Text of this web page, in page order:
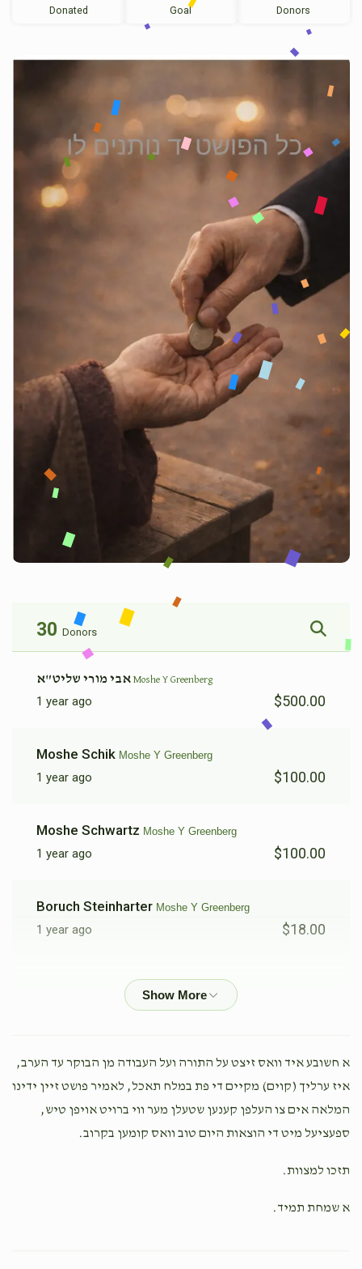
Donated Goal Donors
30 Donors
Moshe Y Greenberg
1 year ago $500.00
Moshe Schik Moshe Y Greenberg
1 year ago $100.00
Moshe Schwartz Moshe Y Greenberg
1 year ago $100.00
Boruch Steinharter Moshe Y Greenberg
1 year ago $18.00
Shaya SternhillMoshe Y Greenberg
AnonymousMoshe Y Greenberg
1 year ago $20.00
SB BernsteinMoshe Y Greenberg
א חשובע איד וואס זיצט על התורה ועל העבודה מן הבוקר עד הערב,
איז ערליך (קוים) מקיים די פת במלח תאכל, לאמיר פושט זיין ידינו
המלאה אים צו העלפן קענען שטעלן מער ווי ברויט אויפן טיש,
ספעציעל מיט די הוצאות היום טוב וואס קומען בקרוב.
תזכו למצוות.
א שמחת תמיד.